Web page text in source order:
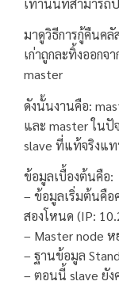
เท่านั้นที่สามารถ
มาดูวิธีการกู้คืนค
เก่าถูกละทิ้งออกจ
master
ดังนั้นงานคือ:
และ master ในปั
slave ที่แท้จริงแ
ข้อมูลเบื้องต้นคือ:
– ข้อมูลเริ่มต้นคือ
สองโหนด (IP:
– Master node
– ฐานข้อมูล
– ตอนนี้ slave ยัง